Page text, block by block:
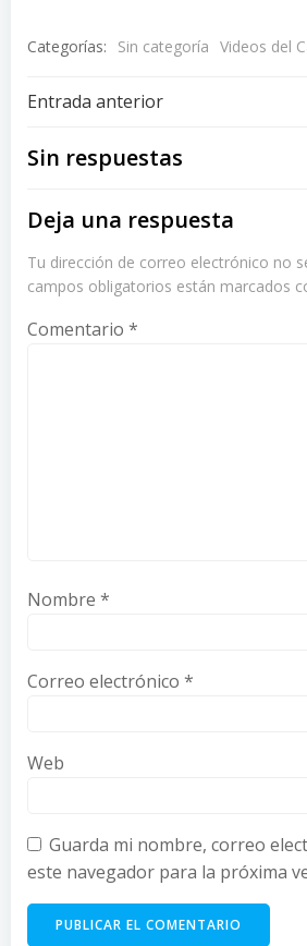
Categorías: Sin categoría Videos del
Navegación
de
entradas
Entrada anterior
Sin respuestas
Deja una respuesta
Tu dirección de correo electrónico no
campos obligatorios están marcados
Comentario *
Nombre *
Correo electrónico *
Web
Guarda mi nombre, correo
este navegador para la próxima